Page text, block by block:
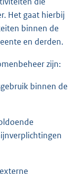
Het gaat hierbij
binnen de
en derden.
zijn:
binnen de